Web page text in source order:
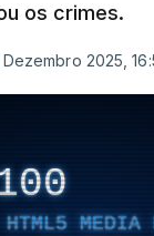
os crimes.
2025,
HTML5 MEDIA